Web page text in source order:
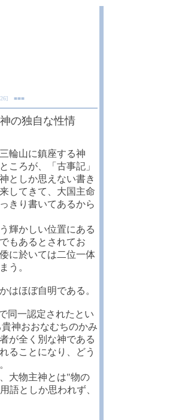
■■■
の独自な性情
輪山に鎮座する神
ころが、「古事記」
としか思えない書き
してきて、大国主命
きり書いてあるから
輝かしい位置にある
もあるとされてお
に於いては二位一体
う。
はほぼ自明である。
同一認定されたとい
神おおなむちのかみ
が全く別な神である
ることになり、どう
大物主神とは"物の
語としか思われず、